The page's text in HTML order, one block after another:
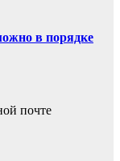
в порядке
почте